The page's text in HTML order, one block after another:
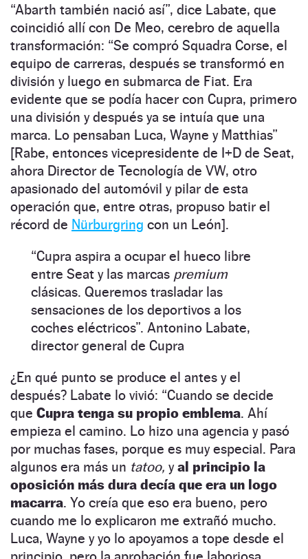
“Abarth también nació así”, dice Labate, que
coincidió allí con De Meo, cerebro de aquella
transformación: “Se compró Squadra Corse, el
equipo de carreras, después se transformó en
división y luego en submarca de Fiat. Era
evidente que se podía hacer con Cupra, primero
una división y después ya se intuía que una
marca. Lo pensaban Luca, Wayne y Matthias”
[Rabe, entonces vicepresidente de I+D de Seat,
ahora Director de Tecnología de VW, otro
apasionado del automóvil y pilar de esta
operación que, entre otras, propuso batir el
récord de Nürburgring con un León].
“Cupra aspira a ocupar el hueco libre
entre Seat y las marcas premium
clásicas. Queremos trasladar las
sensaciones de los deportivos a los
coches eléctricos”. Antonino Labate,
director general de Cupra
¿En qué punto se produce el antes y el
después? Labate lo vivió: “Cuando se decide
que Cupra tenga su propio emblema. Ahí
empieza el camino. Lo hizo una agencia y pasó
por muchas fases, porque es muy especial. Para
algunos era más un tatoo, yal principio la
oposición más dura decía que era un logo
macarra. Yo creía que eso era bueno, pero
cuando me lo explicaron me extrañó mucho.
Luca, Wayne y yo lo apoyamos a tope desde el